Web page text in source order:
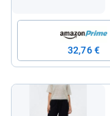
32,76 €